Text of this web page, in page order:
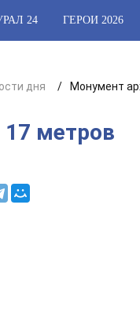
24 ГЕРОИ 2026
дня Монумент
метров